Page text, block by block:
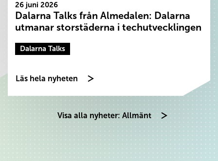
26 juni 2026
Dalarna Talks från Almedalen: Dalarna
utmanar storstäderna i techutvecklingen
Dalarna Talks
Läs hela nyheten
Visa alla nyheter: Allmänt